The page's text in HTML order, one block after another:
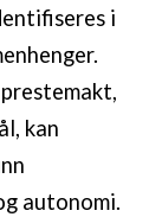
i
kan
autonomi.